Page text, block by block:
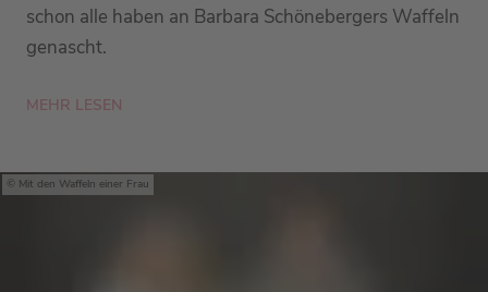
schon alle haben an Barbara Schönebergers Waffeln
genascht.
MEHR LESEN
Mit den Waffeln einer Frau